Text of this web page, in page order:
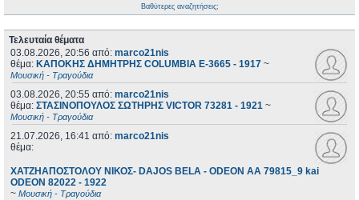
Βαθύτερες αναζητήσεις;
Τελευταία θέματα
03.08.2026, 20:56 από: marco21nis
θέμα: ΚΑΠΟΚΗΣ ΔΗΜΗΤΡΗΣ COLUMBIA E-3665 - 1917 ~
Μουσική - Τραγούδια
03.08.2026, 20:55 από: marco21nis
θέμα: ΣΤΑΣΙΝΟΠΟΥΛΟΣ ΣΩΤΗΡΗΣ VICTOR 73281 - 1921 ~
Μουσική - Τραγούδια
21.07.2026, 16:41 από: marco21nis
θέμα:
ΧΑΤΖΗΑΠΟΣΤΟΛΟΥ ΝΙΚΟΣ- DAJOS BELA - ODEON AA 79815_9 kai
ODEON 82022 - 1922
~ Μουσική - Τραγούδια